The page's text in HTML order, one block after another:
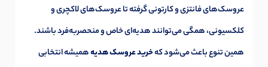
عروسک‌های فانتزی و کارتونی گرفته تا عروسک‌های لاکچری و
کلکسیونی، همگی می‌توانند هدیه‌ای خاص و منحصر‌به‌فرد باشند.
همین تنوع باعث می‌شود کهخرید عروسک هدیههمیشه انتخابی